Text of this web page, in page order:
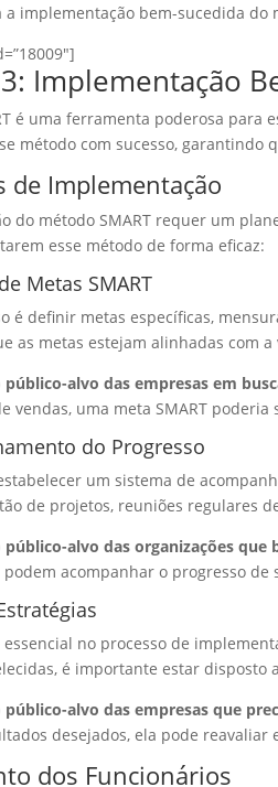
implementação bem-sucedida do
Implementação
é uma ferramenta poderosa para
método com sucesso, garantindo
de Implementação
do método SMART requer um
esse método de forma eficaz:
Metas SMART
é definir metas específicas,
as metas estejam alinhadas com
público-alvo das empresas em
vendas, uma meta SMART
do Progresso
um sistema de
de projetos, reuniões regulares
público-alvo das organizações
podem acompanhar o progresso
no processo de
é importante estar disposto
público-alvo das empresas que
desejados, ela pode
dos Funcionários